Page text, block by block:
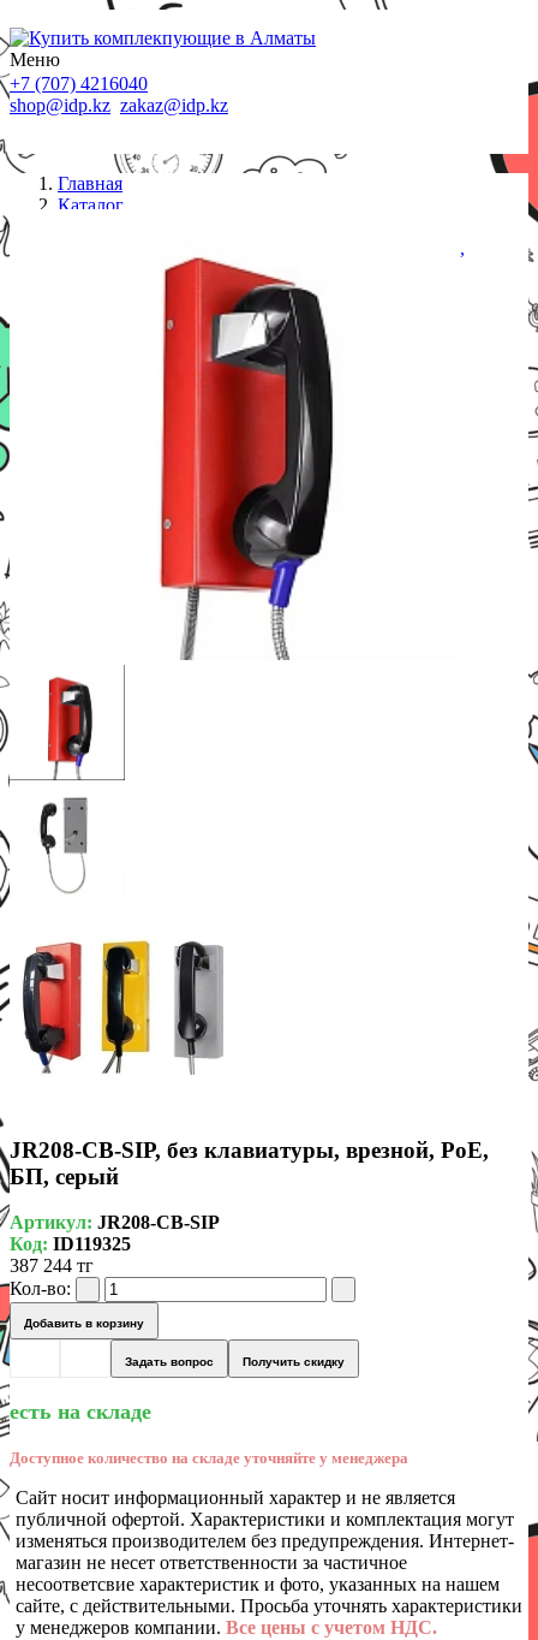
Меню
+7 (707) 4216040
shop@idp.kz zakaz@idp.kz
Главная
Каталог
JR208-CB-SIP, без клавиатуры, врезной, PoE, БП,
JR208-CB-SIP, без клавиатуры, врезной, PoE,
БП, серый
Артикул: JR208-CB-SIP
Код: ID119325
387 244 тг
Кол-во:
Добавить в корзину
Задать вопрос Получить скидку
есть на складе
Доступное количество на складе уточняйте у менеджера
Сайт носит информационный характер и не является
публичной офертой. Характеристики и комплектация могут
изменяться производителем без предупреждения. Интернет-
магазин не несет ответственности за частичное
несоответсвие характеристик и фото, указанных на нашем
сайте, с действительными. Просьба уточнять характеристики
у менеджеров компании. Все цены с учетом НДС.